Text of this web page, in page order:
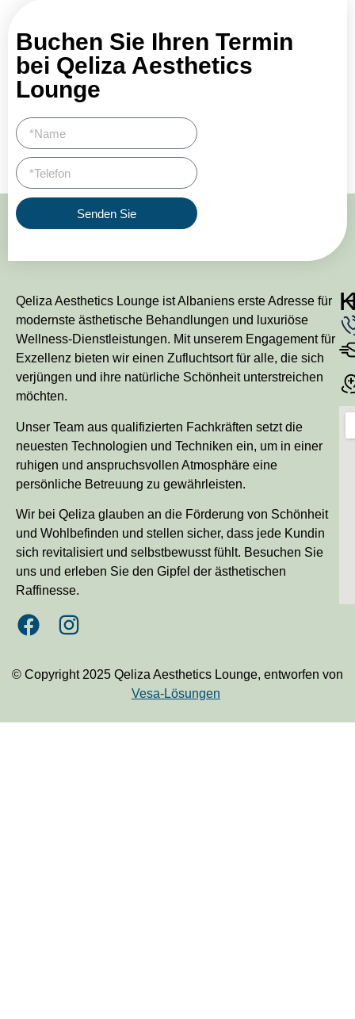
Buchen Sie Ihren Termin
bei Qeliza Aesthetics
Lounge
Senden Sie
Qeliza Aesthetics Lounge ist Albaniens erste Adresse für
modernste ästhetische Behandlungen und luxuriöse
Wellness-Dienstleistungen. Mit unserem Engagement für
Exzellenz bieten wir einen Zufluchtsort für alle, die sich
verjüngen und ihre natürliche Schönheit unterstreichen
möchten.
Unser Team aus qualifizierten Fachkräften setzt die
neuesten Technologien und Techniken ein, um in einer
ruhigen und anspruchsvollen Atmosphäre eine
persönliche Betreuung zu gewährleisten.
Wir bei Qeliza glauben an die Förderung von Schönheit
und Wohlbefinden und stellen sicher, dass jede Kundin
sich revitalisiert und selbstbewusst fühlt. Besuchen Sie
uns und erleben Sie den Gipfel der ästhetischen
Raffinesse.
© Copyright 2025 Qeliza Aesthetics Lounge, entworfen von
Vesa-Lösungen